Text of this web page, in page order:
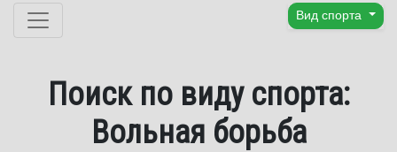
Перейти к содержанию Вид спорта
Поиск по виду спорта:
Вольная борьба